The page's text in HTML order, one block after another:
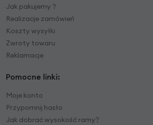
Jak pakujemy ?
Realizacje zamówień
Koszty wysyłki
Zwroty towaru
Reklamacje
Pomocne linki:
Moje konto
Przypomnij hasło
Jak dobrać wysokość ramy?